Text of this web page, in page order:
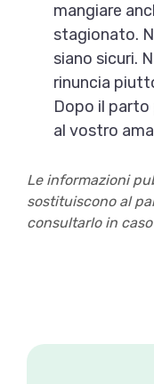
mangiare
stagionato.
siano sicuri.
rinuncia
Dopo il
al vostro
Le informazioni
sostituiscono al
consultarlo in